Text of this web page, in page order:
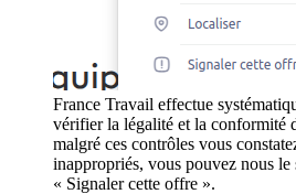
France Travail effectue
vérifier la légalité et la conformité
malgré ces contrôles vous
inappropriés, vous pouvez nous
« Signaler cette offre ».